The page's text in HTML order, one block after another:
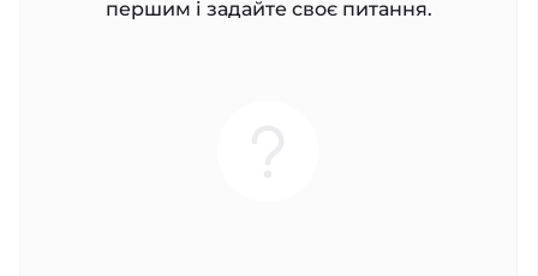
першим і задайте своє питання.